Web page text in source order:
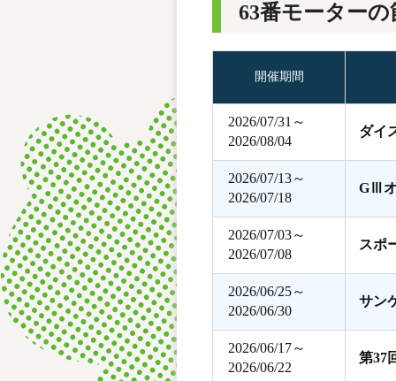
63番モーターの
開催期間
2026/07/31～
2026/08/04
ダイ
2026/07/13～
2026/07/18
GⅢオ
2026/07/03～
2026/07/08
スポ
2026/06/25～
2026/06/30
サン
2026/06/17～
2026/06/22
第37